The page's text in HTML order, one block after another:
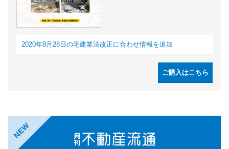
2020年8月28日の宅建業法改正に合わせ情報を追加
ご購入はこちら
NEW